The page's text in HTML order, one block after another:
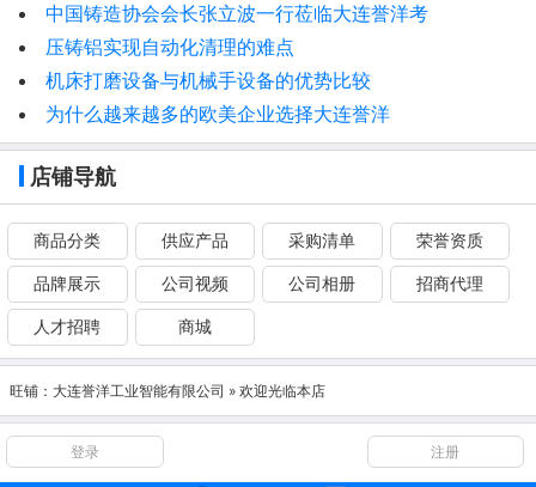
中国铸造协会会长张立波一行莅临大连誉洋考
压铸铝实现自动化清理的难点
机床打磨设备与机械手设备的优势比较
为什么越来越多的欧美企业选择大连誉洋
店铺导航
商品分类 供应产品 采购清单 荣誉资质
品牌展示 公司视频 公司相册 招商代理
人才招聘 商城
旺铺： 大连誉洋工业智能有限公司 » 欢迎光临本店
登录 注册